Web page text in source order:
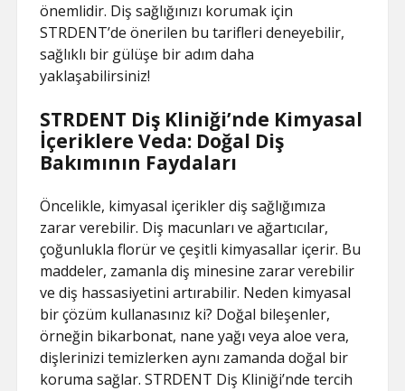
önemlidir. Diş sağlığınızı korumak için
STRDENT’de önerilen bu tarifleri deneyebilir,
sağlıklı bir gülüşe bir adım daha
yaklaşabilirsiniz!
STRDENT Diş Kliniği’nde Kimyasal
İçeriklere Veda: Doğal Diş
Bakımının Faydaları
Öncelikle, kimyasal içerikler diş sağlığımıza
zarar verebilir. Diş macunları ve ağartıcılar,
çoğunlukla florür ve çeşitli kimyasallar içerir. Bu
maddeler, zamanla diş minesine zarar verebilir
ve diş hassasiyetini artırabilir. Neden kimyasal
bir çözüm kullanasınız ki? Doğal bileşenler,
örneğin bikarbonat, nane yağı veya aloe vera,
dişlerinizi temizlerken aynı zamanda doğal bir
koruma sağlar. STRDENT Diş Kliniği’nde tercih